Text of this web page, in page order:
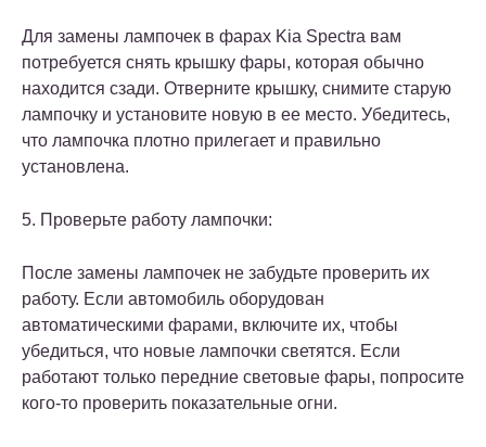
Для замены лампочек в фарах Kia Spectra вам
потребуется снять крышку фары, которая обычно
находится сзади. Отверните крышку, снимите старую
лампочку и установите новую в ее место. Убедитесь,
что лампочка плотно прилегает и правильно
установлена.
5. Проверьте работу лампочки:
После замены лампочек не забудьте проверить их
работу. Если автомобиль оборудован
автоматическими фарами, включите их, чтобы
убедиться, что новые лампочки светятся. Если
работают только передние световые фары, попросите
кого-то проверить показательные огни.